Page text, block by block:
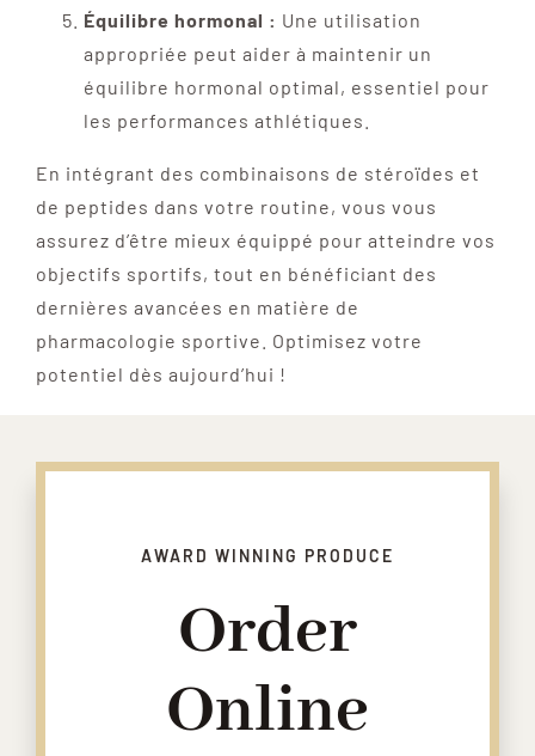
Équilibre hormonal : Une utilisation
appropriée peut aider à maintenir un
équilibre hormonal optimal, essentiel pour
les performances athlétiques.
En intégrant des combinaisons de stéroïdes et
de peptides dans votre routine, vous vous
assurez d’être mieux équippé pour atteindre vos
objectifs sportifs, tout en bénéficiant des
dernières avancées en matière de
pharmacologie sportive. Optimisez votre
potentiel dès aujourd’hui !
AWARD WINNING PRODUCE
Order
Online